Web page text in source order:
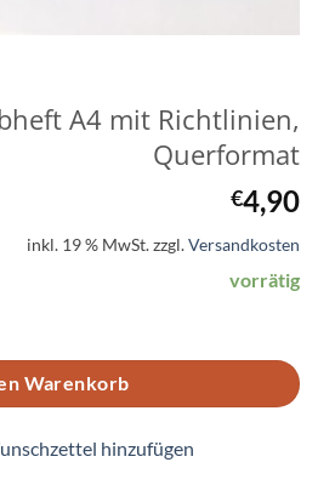
A4 mit Richtlinien,
Querformat
€4,90
inkl. 19 % MwSt.zzgl.Versandkosten
vorrätig
Richtlinien, Querformat Menge
Warenkorb
hinzufügen